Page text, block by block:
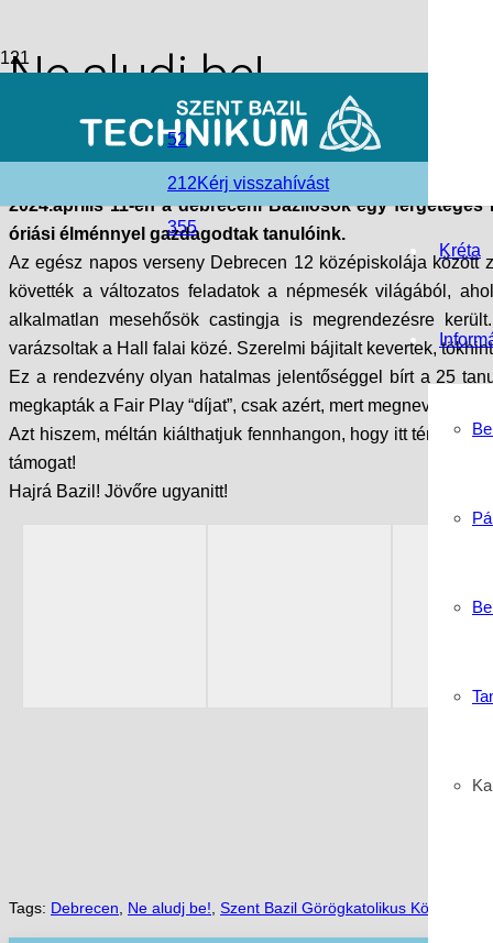
Kréta
52
212
355
Kérj visszahívást
Ne aludj be!
2024-05-06
folder_openDebreceni tagintézmény,Hírek
2024.április 11-én a debreceni Bazilosok egy
óriási élménnyel gazdagodtak tanulóink.
Az egész napos verseny Debrecen 12 középiskolája
követték a változatos feladatok a népmesék világából,
alkalmatlan mesehősök castingja is megrendezésre
varázsoltak a Hall falai közé. Szerelmi bájitalt kevertek,
Ez a rendezvény olyan hatalmas jelentőséggel bírt a 25
megkapták a Fair Play “díjat”, csak azért, mert
Azt hiszem, méltán kiálthatjuk fennhangon, hogy itt tényleg
támogat!
Hajrá Bazil! Jövőre ugyanitt!
Tags: Debrecen Ne aludj be! Szent Bazil Görögkatolikus Középiskola